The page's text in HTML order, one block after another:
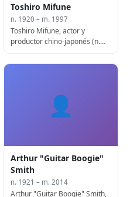
Toshiro Mifune
n. 1920 – m. 1997
Toshiro Mifune, actor y
productor chino-japonés (n.
👤
Arthur "Guitar Boogie"
Smith
n. 1921 – m. 2014
Arthur "Guitar Boogie" Smith,